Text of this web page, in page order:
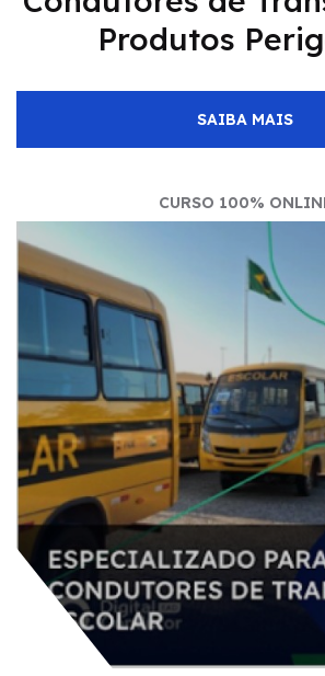
Produtos
SAIBA MAIS
CURSO 100%